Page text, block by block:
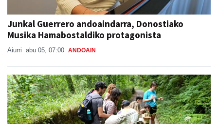
Junkal Guerrero andoaindarra, Donostiako
Musika Hamabostaldiko protagonista
Aiurri abu 05, 07:00 ANDOAIN